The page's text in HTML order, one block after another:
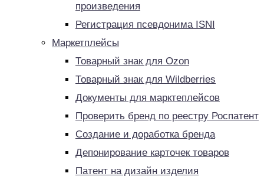
произведения
Регистрация псевдонима ISNI
Маркетплейсы
Товарный знак для Ozon
Товарный знак для Wildberries
Документы для марктеплейсов
Проверить бренд по реестру Роспатент
Создание и доработка бренда
Депонирование карточек товаров
Патент на дизайн изделия